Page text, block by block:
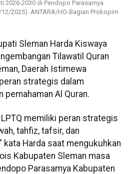
2026-2030 di Pendopo Parasamya
2025). ANTARA/HO-Bagian Prokopim
Sleman Harda Kiswaya
Tilawatil Quran
Daerah Istimewa
strategis dalam
pemahaman Al Quran.
memiliki peran strategis
tahfiz, tafsir, dan
kata Harda saat mengukuhkan
Kabupaten Sleman masa
Parasamya Kabupaten